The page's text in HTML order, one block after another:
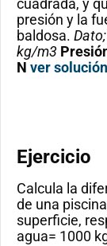
presión y la
baldosa.
kg/m3
N ver solución
Ejercicio
Calcula la
de una
superficie,
agua= 1000